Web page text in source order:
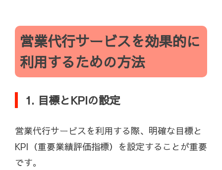
営業代行サービスを効果的に
利用するための方法
1. 目標とKPIの設定
営業代行サービスを利用する際、明確な目標と
KPI（重要業績評価指標）を設定することが重要
です。